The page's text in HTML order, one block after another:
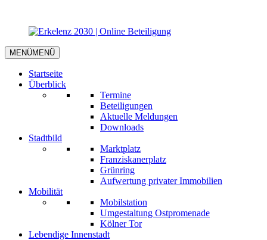
MENÜMENÜ
Startseite
Überblick
Termine
Beteiligungen
Aktuelle Meldungen
Downloads
Stadtbild
Marktplatz
Franziskanerplatz
Grünring
Aufwertung privater Immobilien
Mobilität
Mobilstation
Umgestaltung Ostpromenade
Kölner Tor
Lebendige Innenstadt